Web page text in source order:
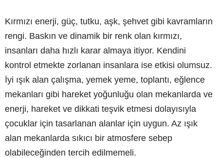
Kırmızı enerji, güç, tutku, aşk, şehvet gibi kavramların
rengi. Baskın ve dinamik bir renk olan kırmızı,
insanları daha hızlı karar almaya itiyor. Kendini
kontrol etmekte zorlanan insanlara ise etkisi olumsuz.
İyi ışık alan çalışma, yemek yeme, toplantı, eğlence
mekanları gibi hareket yoğunluğu olan mekanlarda ve
enerji, hareket ve dikkati teşvik etmesi dolayısıyla
çocuklar için tasarlanan alanlar için uygun. Az ışık
alan mekanlarda sıkıcı bir atmosfere sebep
olabileceğinden tercih edilmemeli.